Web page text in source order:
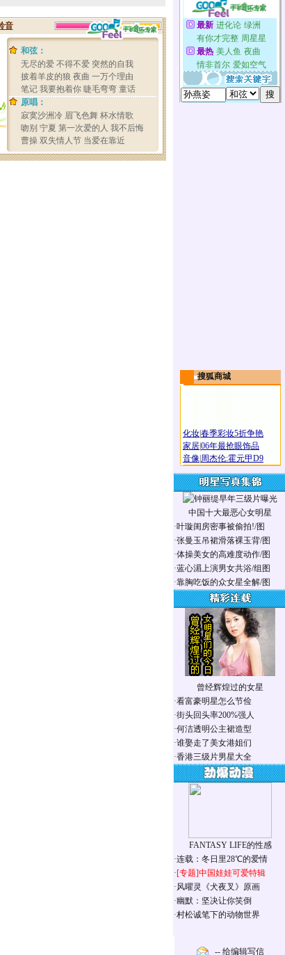
搜狐商城
化妆春季彩妆5折争艳
家居06年最抢眼饰品
音像 周杰伦:霍元甲D9
中国十大最恶心女明星
·叶璇闺房密事被偷拍!/图
·张曼玉吊裙滑落裸玉背/图
·体操美女的高难度动作/图
·蓝心湄上演男女共浴/组图
·靠胸吃饭的众女星全解/图
曾经辉煌过的女星
·看富豪明星怎么节俭
·街头回头率200%强人
·何洁透明公主裙造型
·谁娶走了美女港姐们
·香港三级片男星大全
FANTASY LIFE的性感
·连载：冬日里28℃的爱情
·[专题]中国娃娃可爱特辑
·风曜灵《犬夜叉》原画
·幽默：坚决让你笑倒
·村松诚笔下的动物世界
-- 给编辑写信